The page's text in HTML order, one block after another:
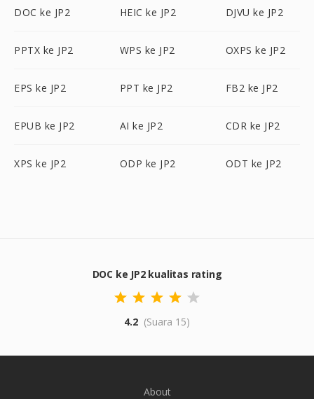
DOC ke JP2 HEIC ke JP2 DJVU ke JP2
PPTX ke JP2 WPS ke JP2 OXPS ke JP2
EPS ke JP2 PPT ke JP2 FB2 ke JP2
EPUB ke JP2 AI ke JP2 CDR ke JP2
XPS ke JP2 ODP ke JP2 ODT ke JP2
DOC ke JP2 kualitas rating
4.2 (Suara 15)
About